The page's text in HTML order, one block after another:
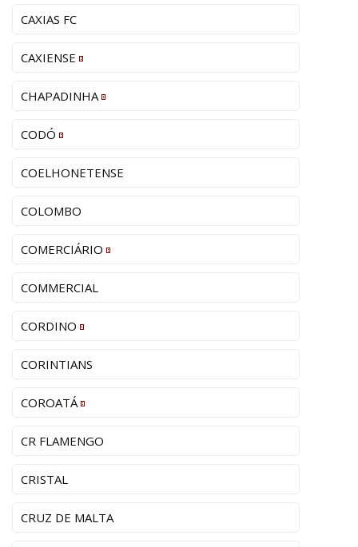
CAXIAS FC
CAXIENSE
CHAPADINHA
CODÓ
COELHONETENSE
COLOMBO
COMERCIÁRIO
COMMERCIAL
CORDINO
CORINTIANS
COROATÁ
CR FLAMENGO
CRISTAL
CRUZ DE MALTA